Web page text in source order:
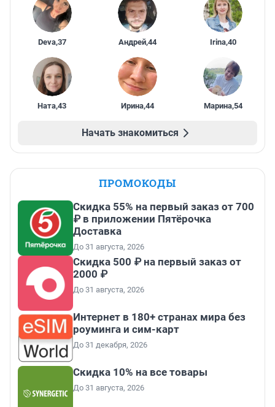
Deva,37 Андрей,44 Irina,40
Ната,43 Ирина,44 Марина,54
Начать знакомиться
ПРОМОКОДЫ
Скидка 55% на первый заказ от 700
₽ в приложении Пятёрочка
Доставка
До 31 августа, 2026
Скидка 500 ₽ на первый заказ от
2000 ₽
До 31 августа, 2026
Интернет в 180+ странах мира без
роуминга и сим-карт
До 31 декабря, 2026
Скидка 10% на все товары
До 31 августа, 2026